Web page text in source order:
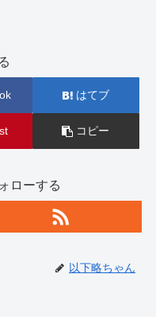
はてブ
コピー
ローする
以下略ちゃん